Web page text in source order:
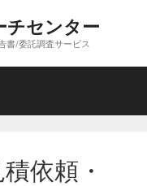
チセンター
書/委託調査サービス
依頼・